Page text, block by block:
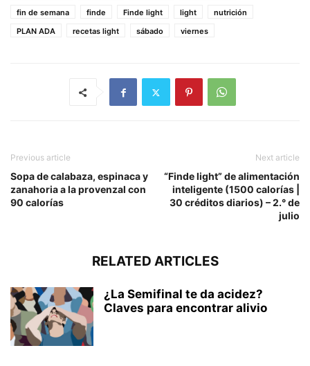
fin de semana
finde Finde light light
nutrición
PLAN ADA
recetas light sábado viernes
Previous article
Sopa de calabaza, espinaca y
zanahoria a la provenzal con
90 calorías
Next article
“Finde light” de alimentación
inteligente (1500 calorías |
30 créditos diarios) – 2.° de
julio
RELATED ARTICLES
¿La Semifinal te da acidez?
Claves para encontrar alivio